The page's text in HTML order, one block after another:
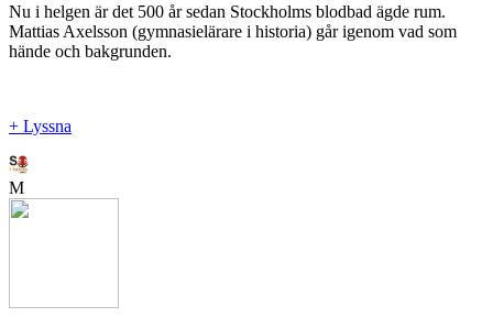
Nu i helgen är det 500 år sedan Stockholms blodbad ägde rum.
Mattias Axelsson (gymnasielärare i historia) går igenom vad som
hände och bakgrunden.
+ Lyssna
M